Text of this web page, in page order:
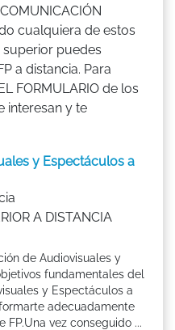
cualquiera de estos
puedes
a distancia. Para
FORMULARIO de los
interesan y te
y Espectáculos a
A DISTANCIA
de Audiovisuales y
fundamentales del
y Espectáculos a
adecuadamente
vez conseguido ...